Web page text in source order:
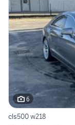
6
cls500 w218